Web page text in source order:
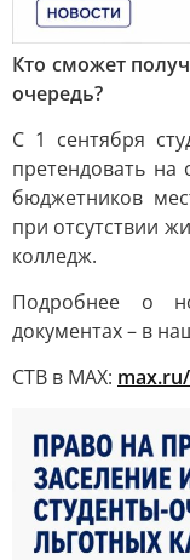
Кто сможет
очередь?
С 1 сентября
претендовать на
бюджетников
при отсутствии
колледж.
Подробнее о
документах – в
СТВ в MAX: